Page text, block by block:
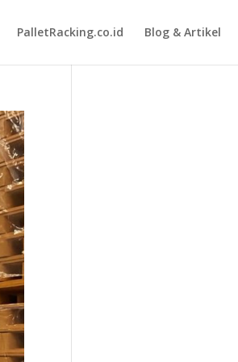
PalletRacking.co.id Blog & Artikel